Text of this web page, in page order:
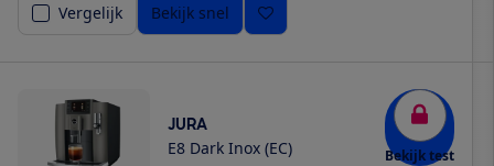
Vergelijk
Bekijk snel
JURA
E8 Dark Inox (EC) Bekijk test